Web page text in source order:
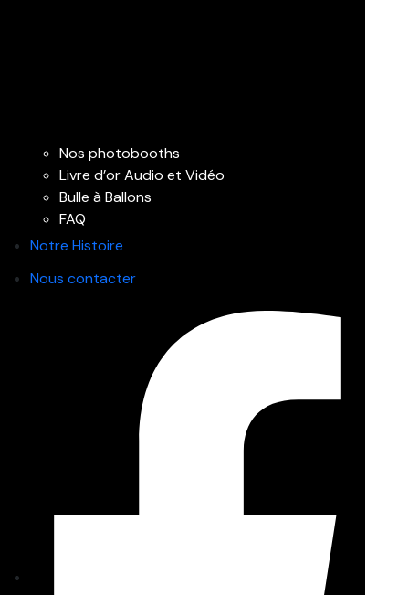
Nos photobooths
Livre d’or Audio et Vidéo
Bulle à Ballons
FAQ
Notre Histoire
Nous contacter